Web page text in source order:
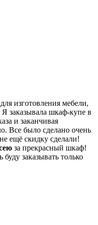
изготовления мебели,
заказывала шкаф-купе в
и заканчивая
Все было сделано очень
ещё скидку сделали!
за прекрасный шкаф!
заказывать только